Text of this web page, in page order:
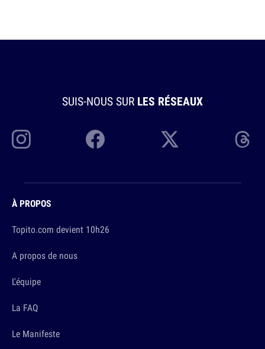
SUIS-NOUS SUR LES RÉSEAUX
À PROPOS
Topito.com devient 10h26
A propos de nous
L'équipe
La FAQ
Le Manifeste